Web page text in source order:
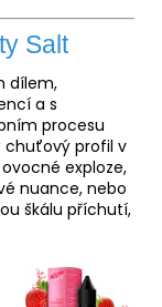
Salt
dílem,
a s
procesu
chuťový profil v
exploze,
nuance, nebo
škálu příchutí,